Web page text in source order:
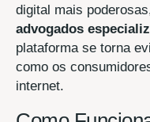
digital mais
advogados
plataforma se torna
como os
internet.